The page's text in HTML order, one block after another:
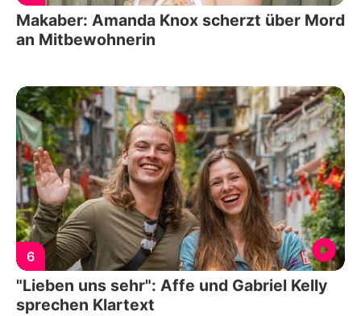
Makaber: Amanda Knox scherzt über Mord
an Mitbewohnerin
6
"Lieben uns sehr": Affe und Gabriel Kelly
sprechen Klartext